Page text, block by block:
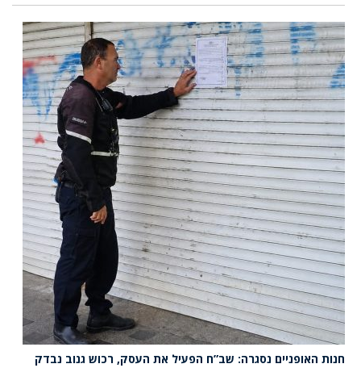
חנות האופניים נסגרה: שב”ח הפעיל את העסק, רכוש גנוב נבדק